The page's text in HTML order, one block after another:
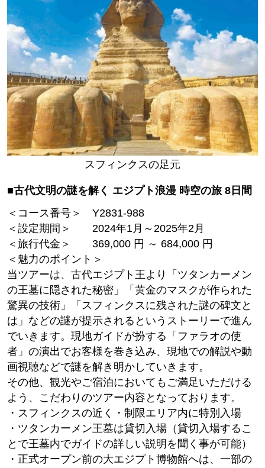
スフィンクスの足元
■古代文明の謎を解く エジプト浪漫 時空の旅 8日間
＜コース番号＞ Y2831-988
＜設定期間＞ 2024年1月～2025年2月
＜旅行代金＞ 369,000 円 ～ 684,000 円
＜魅力のポイント＞
当ツアーは、古代エジプト王より「ツタンカーメン
の王墓に隠された秘密」「黄金のマスクが作られた
驚異の技術」「スフィンクスに残された謎の碑文と
は」などの謎が提示されるというストーリーで進ん
でいきます。現地ガイドが扮する「ファラオの使
者」の演出でお客様を巻き込み、現地での解説や動
画視聴などで謎を解き明かしていきます。
その他、観光やご宿泊においてもご満足いただける
よう、こだわりのツアー内容となっております。
・スフィンクスの近く・制限エリア内に特別入場
・ツタンカーメン王墓は貸切入場（貸切入場するこ
とで王墓内でガイドの詳しい説明を聞く事が可能）
・正式オープン前の大エジプト博物館へは、一部の